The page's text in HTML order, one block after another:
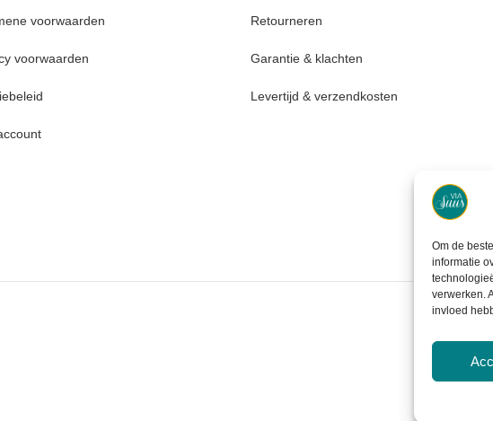
Om de
informatie
verwerken.
invloed
voorwaarden
voorwaarden
Retourneren
Garantie & klachten
Levertijd & verzendkosten